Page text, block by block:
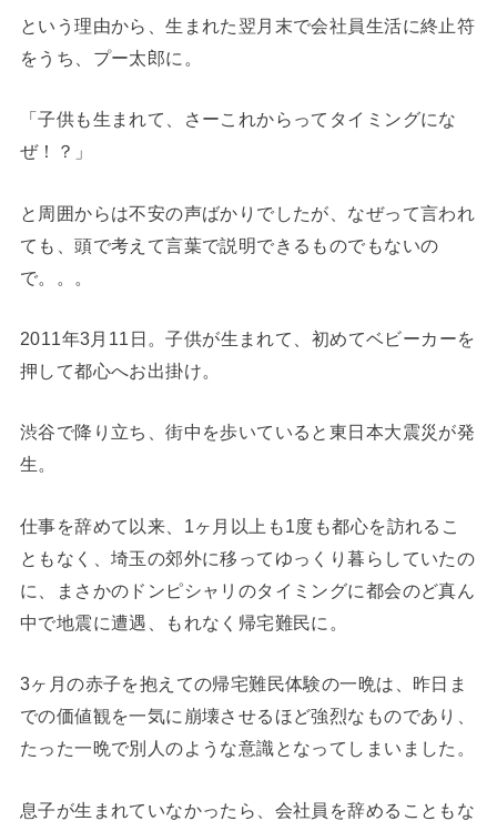
という理由から、生まれた翌月末で会社員生活に終止符
をうち、プー太郎に。
「子供も生まれて、さーこれからってタイミングにな
ぜ！？」
と周囲からは不安の声ばかりでしたが、なぜって言われ
ても、頭で考えて言葉で説明できるものでもないの
で。。。
2011年3月11日。子供が生まれて、初めてベビーカーを
押して都心へお出掛け。
渋谷で降り立ち、街中を歩いていると東日本大震災が発
生。
仕事を辞めて以来、1ヶ月以上も1度も都心を訪れるこ
ともなく、埼玉の郊外に移ってゆっくり暮らしていたの
に、まさかのドンピシャリのタイミングに都会のど真ん
中で地震に遭遇、もれなく帰宅難民に。
3ヶ月の赤子を抱えての帰宅難民体験の一晩は、昨日ま
での価値観を一気に崩壊させるほど強烈なものであり、
たった一晩で別人のような意識となってしまいました。
息子が生まれていなかったら、会社員を辞めることもな